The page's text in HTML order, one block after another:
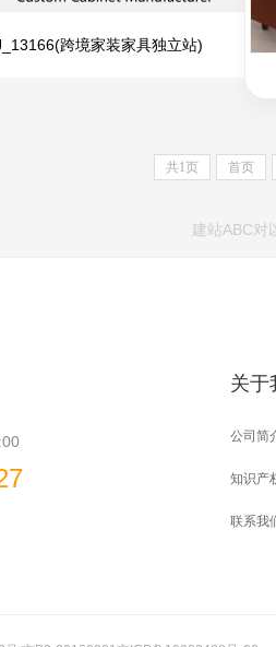
跨境家装家具独立站)
共1页 首页
建站ABC对
关于
公司简
知识产
联系我